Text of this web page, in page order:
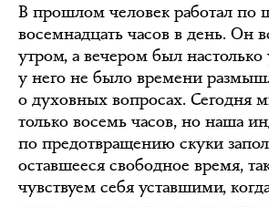
В прошлом человек работал по
восемнадцать часов в день. Он
утром, а вечером был
у него не было времени
о духовных вопросах. Сегодня
только восемь часов, но наша
по предотвращению скуки
оставшееся свободное время,
чувствуем себя уставшими,